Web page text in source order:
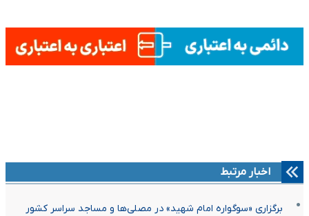
اخبار مرتبط
برگزاری «سوگواره امام شهید» در مصلی‌ها و مساجد سراسر کشور